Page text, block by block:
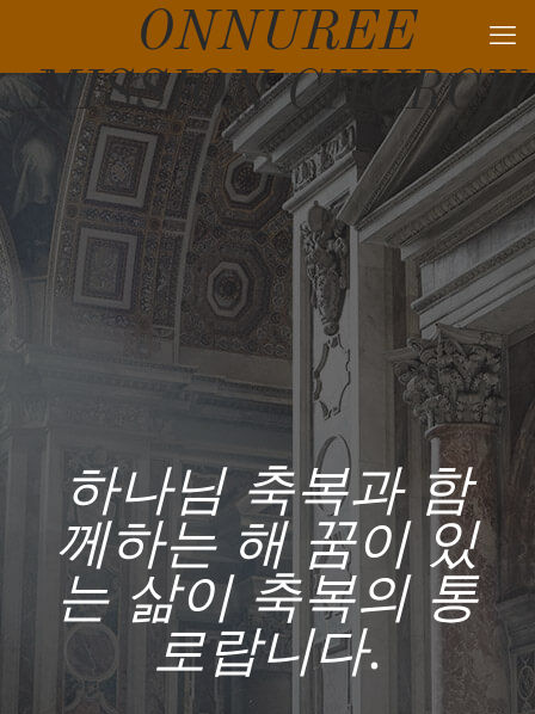
ONNUREE
MISSION CHURCH
하나님 축복과 함
께하는 해 꿈이 있
는 삶이 축복의 통
로랍니다.